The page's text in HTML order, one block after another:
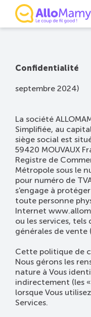
Confidentialité
(Mise
septembre 2024)
La société
Simplifiée, au
siège social est
59420 MOUVAUX
Registre de
Métropole sous le
pour numéro de
s'engage à
toute personne
Internet
ou les services,
générales de vente
Cette politique de
Nous gérons les
nature à Vous
indirectement (les
lorsque Vous
Services.